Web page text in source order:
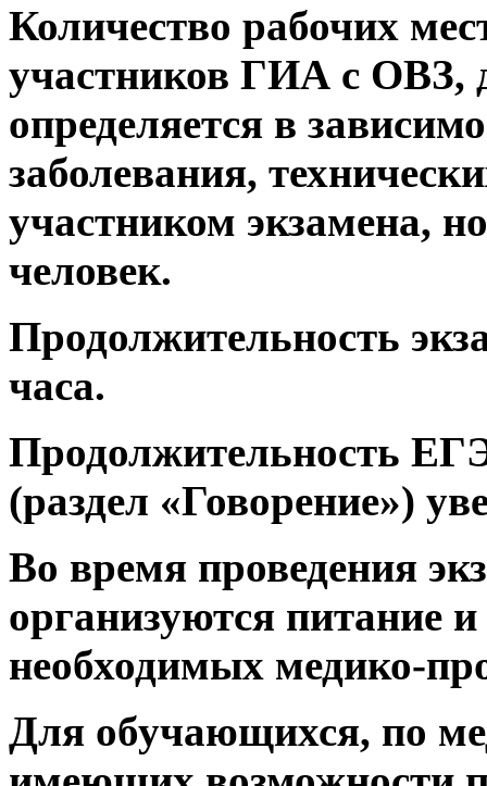
Количество рабочих
участников ГИА с ОВЗ,
определяется в
заболевания,
участником экзамена,
человек.
Продолжительность
часа.
Продолжительность
(раздел «Говорение»)
Во время проведения
организуются питание
необходимых медико-
Для обучающихся, по